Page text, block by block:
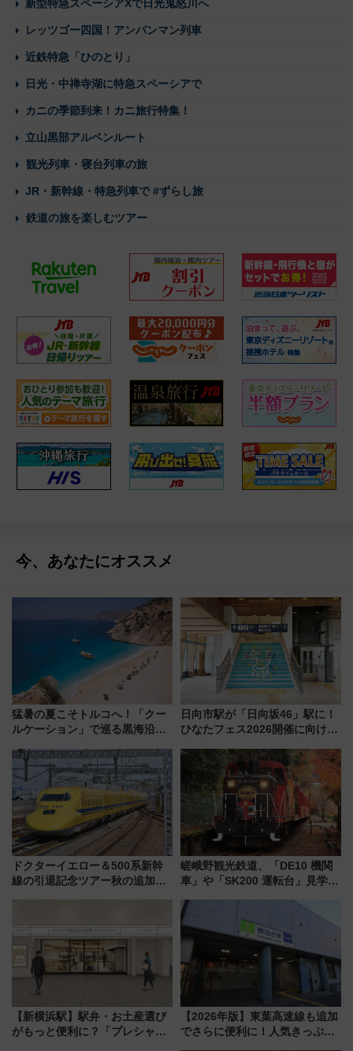
新型特急スペーシアXで日光鬼怒川へ
レッツゴー四国！アンパンマン列車
近鉄特急「ひのとり」
日光・中禅寺湖に特急スペーシアで
カニの季節到来！カニ旅行特集！
立山黒部アルペンルート
観光列車・寝台列車の旅
JR・新幹線・特急列車で #ずらし旅
鉄道の旅を楽しむツアー
今、あなたにオススメ
猛暑の夏こそトルコへ！「クー
ルケーション」で巡る黒海沿岸
連検索数が前年比237％増、ナ
ショジオも認める『2026年に訪
れるべき世界の旅先』
日向市駅が「日向坂46」駅に！
ひなたフェス2026開催に向けJR
全力応援 夜行列車「ドリーム
おひさま号」も走る
ドクターイエロー＆500系新幹
線の引退記念ツアー秋の追加企
嵯峨野観光鉄道、「DE10 機関
車」や「SK200 運転台」見学ツ
トの一環で激レア体験できちゃ
うかも 参加方法やスケジュール
をご紹介
【新横浜駅】駅弁・お土産選び
がもっと便利に？「プレシャス
【2026年版】東葉高速線も追加
でさらに便利に！人気きっぷ